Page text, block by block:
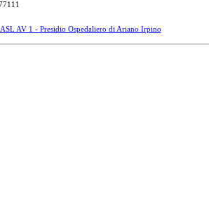
ASL AV 1 - Presidio Ospedaliero di Ariano Irpino